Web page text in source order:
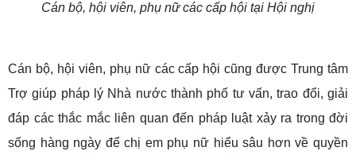
Cán bộ, hội viên, phụ nữ các cấp hội tại Hội nghị
Cán bộ, hội viên, phụ nữ các cấp hội cũng được Trung tâm
Trợ giúp pháp lý Nhà nước thành phố tư vấn, trao đổi, giải
đáp các thắc mắc liên quan đến pháp luật xảy ra trong đời
sống hàng ngày để chị em phụ nữ hiểu sâu hơn về quyền